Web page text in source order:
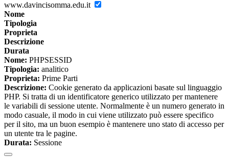
www.davincisomma.edu.it
Nome
Tipologia
Proprieta
Descrizione
Durata
Nome: PHPSESSID
Tipologia: analitico
Proprieta: Prime Parti
Descrizione: Cookie generato da applicazioni basate sul linguaggio
PHP. Si tratta di un identificatore generico utilizzato per mantenere
le variabili di sessione utente. Normalmente è un numero generato in
modo casuale, il modo in cui viene utilizzato può essere specifico
per il sito, ma un buon esempio è mantenere uno stato di accesso per
un utente tra le pagine.
Durata: Sessione